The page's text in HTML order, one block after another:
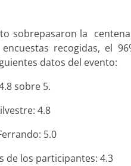
sobrepasaron la
recogidas, el
datos del evento:
sobre 5.
4.8
5.0
de los participantes: 4.3